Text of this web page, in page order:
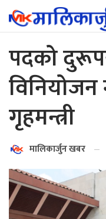
पदको
गृहमन्त्री
मालिकार्जुन खबर